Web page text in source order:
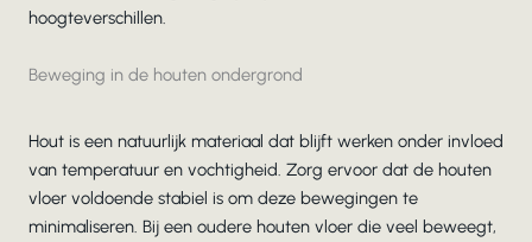
hoogteverschillen.
Beweging in de houten ondergrond
Hout is een natuurlijk materiaal dat blijft werken onder invloed
van temperatuur en vochtigheid. Zorg ervoor dat de houten
vloer voldoende stabiel is om deze bewegingen te
minimaliseren. Bij een oudere houten vloer die veel beweegt,